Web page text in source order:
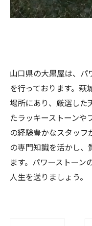
山口県の大黒屋は、パ
を行っております。萩
場所にあり、厳選した
たラッキーストーンや
の経験豊かなスタッフ
の専門知識を活かし、
ます。パワーストーン
人生を送りましょう。